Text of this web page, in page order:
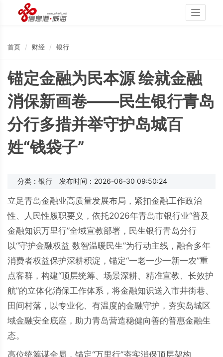
Toggle
首页 财经 银行
锚定金融为民本源 绘就金融
消保新画卷——民生银行青岛
分行多措并举守护岛城百
姓“钱袋子”
分类： 银行 发布时间：2026-06-30 09:50:24
立足青岛金融业高质量发展布局，紧扣金融工作政治
性、人民性履职要义，依托2026年青岛市银行业“普及
金融知识万里行”全域宣教部署，民生银行青岛分行
以“守护金融权益 数智温暖民生”为行动主线，融合多年
消费者权益保护深耕积淀，锚定“一老一少一新一农”重
点客群，构建“顶层统筹、场景深耕、精准宣教、长效护
航”的立体化消保工作体系，将金融知识送入市井街巷、
田间村落，以专业化、有温度的金融守护，夯实岛城区
域金融安全底座，助力青岛营造稳健向善的普惠金融生
态。
高位统筹谋全局，锚定“万里行”夯实消保顶层架构